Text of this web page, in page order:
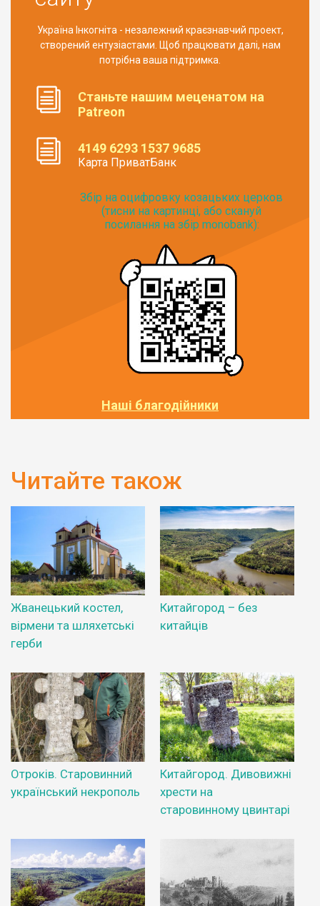
Україна Інкогніта - незалежний краєзнавчий проект,
створений ентузіастами. Щоб працювати далі, нам
потрібна ваша підтримка.
Станьте нашим меценатом на
Patreon
4149 6293 1537 9685
Карта ПриватБанк
Збір на оцифровку козацьких церков
(тисни на картинці, або скануй
посилання на збір monobank):
Наші благодійники
Читайте також
Жванецький костел,
вірмени та шляхетські
герби
Китайгород – без
китайців
Отроків. Старовинний
український некрополь
Китайгород. Дивовижні
хрести на
старовинному цвинтарі